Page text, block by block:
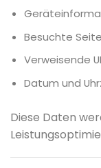
Besuchte
Verweisende
Datum und
Diese Daten